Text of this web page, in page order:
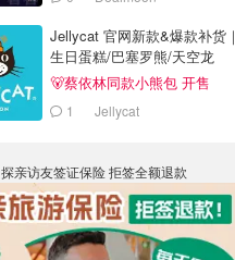
Jellycat 官网新款&爆款补货｜
生日蛋糕/巴塞罗熊/天空龙
🐻蔡依林同款小熊包 开售
1 Jellycat
探亲访友签证保险 拒签全额退款